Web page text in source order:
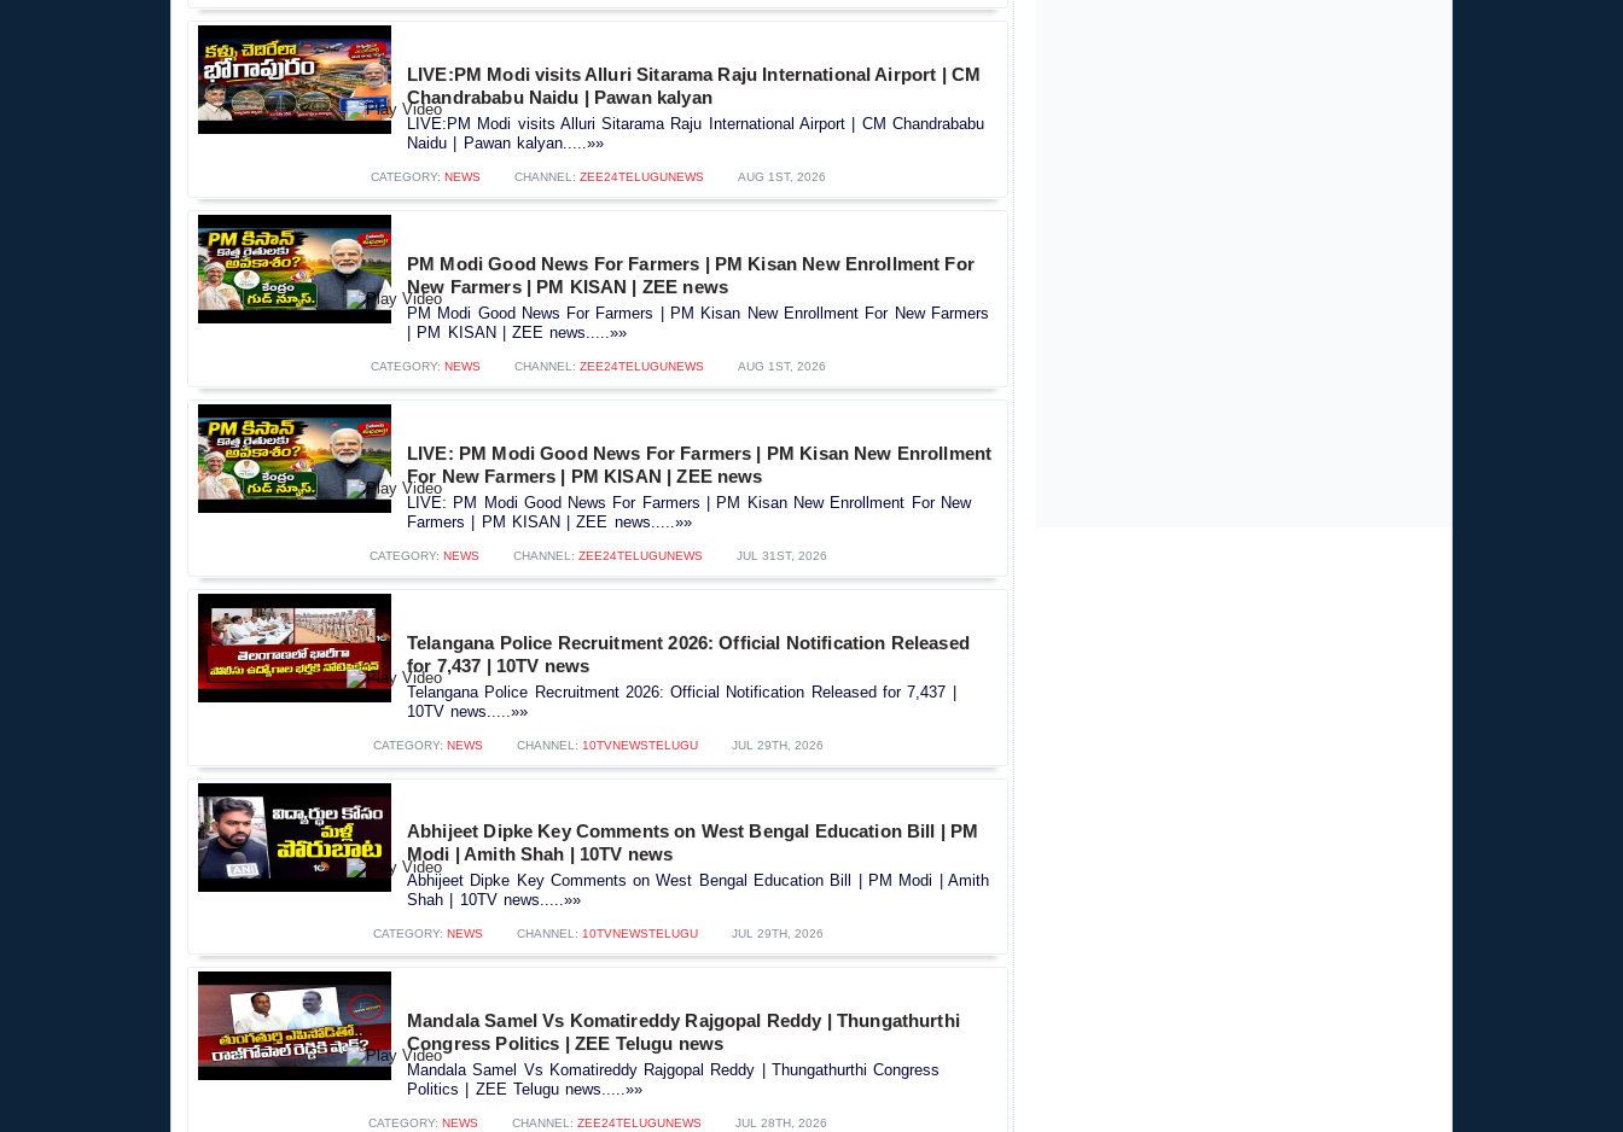
LIVE:PM Modi visits Alluri Sitarama Raju International Airport | CM
Chandrababu Naidu | Pawan kalyan
LIVE:PM Modi visits Alluri Sitarama Raju International Airport | CM Chandrababu
Naidu | Pawan kalyan.....»»
CATEGORY: NEWS CHANNEL: ZEE24TELUGUNEWS AUG 1ST, 2026
PM Modi Good News For Farmers | PM Kisan New Enrollment For
New Farmers | PM KISAN | ZEE news
PM Modi Good News For Farmers | PM Kisan New Enrollment For New Farmers
| PM KISAN | ZEE news.....»»
CATEGORY: NEWS CHANNEL: ZEE24TELUGUNEWS AUG 1ST, 2026
LIVE: PM Modi Good News For Farmers | PM Kisan New Enrollment
For New Farmers | PM KISAN | ZEE news
LIVE: PM Modi Good News For Farmers | PM Kisan New Enrollment For New
Farmers | PM KISAN | ZEE news.....»»
CATEGORY: NEWS CHANNEL: ZEE24TELUGUNEWS JUL 31ST, 2026
Telangana Police Recruitment 2026: Official Notification Released
for 7,437 | 10TV news
Telangana Police Recruitment 2026: Official Notification Released for 7,437 |
10TV news.....»»
CATEGORY: NEWS CHANNEL: 10TVNEWSTELUGU JUL 29TH, 2026
Abhijeet Dipke Key Comments on West Bengal Education Bill | PM
Modi | Amith Shah | 10TV news
Abhijeet Dipke Key Comments on West Bengal Education Bill | PM Modi | Amith
Shah | 10TV news.....»»
CATEGORY: NEWS CHANNEL: 10TVNEWSTELUGU JUL 29TH, 2026
Mandala Samel Vs Komatireddy Rajgopal Reddy | Thungathurthi
Congress Politics | ZEE Telugu news
Mandala Samel Vs Komatireddy Rajgopal Reddy | Thungathurthi Congress
Politics | ZEE Telugu news.....»»
CATEGORY: NEWS CHANNEL: ZEE24TELUGUNEWS JUL 28TH, 2026